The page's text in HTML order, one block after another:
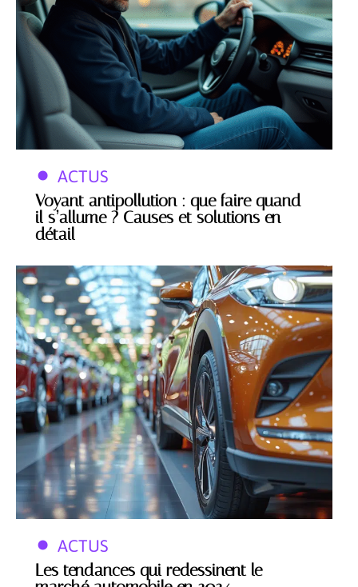
ACTUS
Voyant antipollution : que faire quand
il s’allume ? Causes et solutions en
détail
ACTUS
Les tendances qui redessinent le